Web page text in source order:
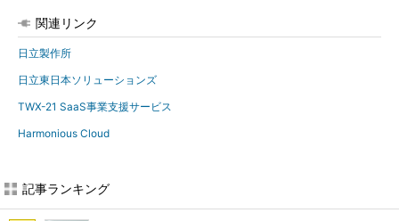
関連リンク
日立製作所
日立東日本ソリューションズ
TWX-21 SaaS事業支援サービス
Harmonious Cloud
記事ランキング